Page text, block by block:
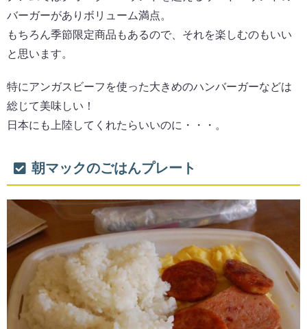
バーガーがありボリューム満点。
もちろん季節限定商品もあるので、それを楽しむのもいい
と思います。
特にアンガスビーフを使った大きめのハンバーガーなどは
総じて美味しい！
日本にも上陸してくれたらいいのに・・・。
朝マックのごはんプレート